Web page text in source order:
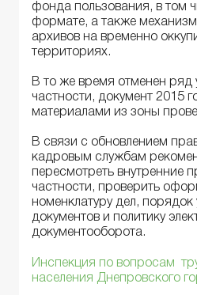
фонда пользования, в том
формате, а также
архивов на временно
территориях.
В то же время отменен ряд
частности, документ 2015
материалами из зоны
В связи с обновлением
кадровым службам
пересмотреть внутренние
частности, проверить
номенклатуру дел, порядок
документов и политику
документооборота.
Инспекция по вопросам
населения Днепровского